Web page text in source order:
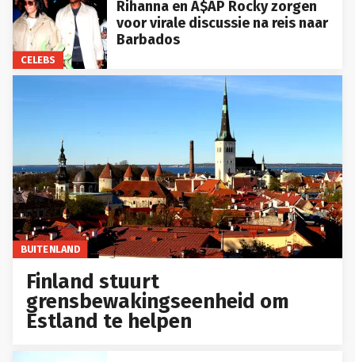
CELEBS
Rihanna en A$AP Rocky zorgen
voor virale discussie na reis naar
Barbados
BUITENLAND
Finland stuurt
grensbewakingseenheid om
Estland te helpen